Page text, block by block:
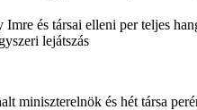
és társai elleni per teljes
lejátszás
miniszterelnök és hét társa